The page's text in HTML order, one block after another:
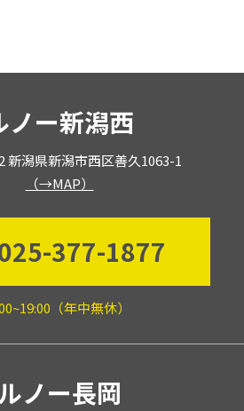
ノー新潟西
新潟県新潟市西区善久1063-1
（→MAP）
377-1877
（年中無休）
ノー長岡